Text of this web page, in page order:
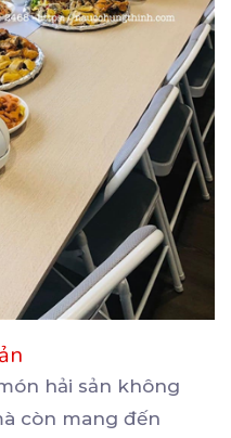
hải sản không
còn mang đến